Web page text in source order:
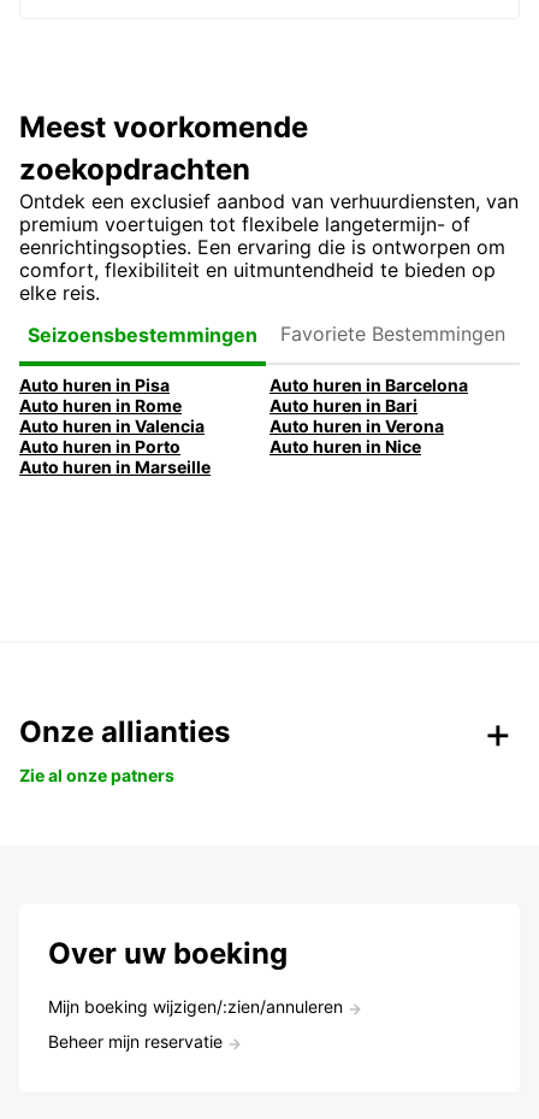
Meest voorkomende
zoekopdrachten
Ontdek een exclusief aanbod van verhuurdiensten, van
premium voertuigen tot flexibele langetermijn- of
eenrichtingsopties. Een ervaring die is ontworpen om
comfort, flexibiliteit en uitmuntendheid te bieden op
elke reis.
Seizoensbestemmingen
Bestemmingen
Auto huren in Pisa
Auto huren in Barcelona
Auto huren in Rome
Auto huren in Bari
Auto huren in Valencia
Auto huren in Verona
Auto huren in Porto
Auto huren in Nice
Auto huren in Marseille
Onze allianties
Zie al onze patners
Over uw boeking
Mijn boeking wijzigen/:zien/annuleren
Beheer mijn reservatie